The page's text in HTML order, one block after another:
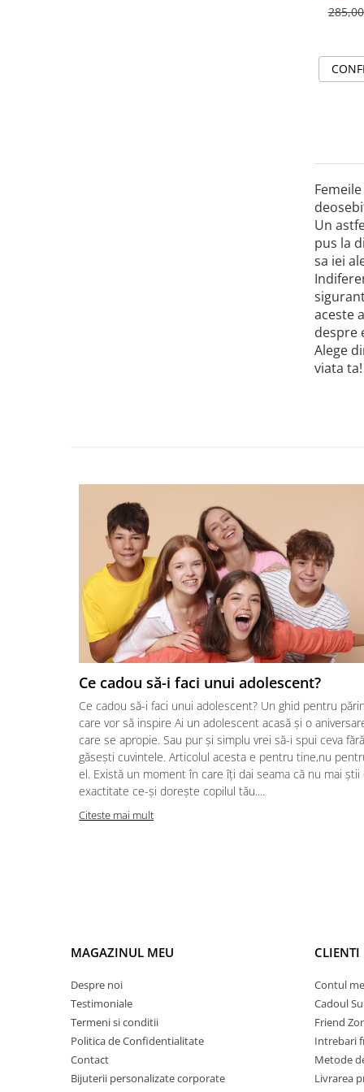
Un
pus la
sa iei
aceste
despre
Alege
viata ta!
Ce cadou să-i faci unui adolescent?
Ce cadou să-i faci unui adolescent? Un ghid pentru
care vor să inspire Ai un adolescent acasă și o
care se apropie. Sau pur și simplu vrei să-i spui ceva
găsești cuvintele. Articolul acesta e pentru tine,nu
el. Există un moment în care îți dai seama că nu mai știi
exactitate ce-și dorește copilul tău....
Citeste mai mult
MAGAZINUL MEU
Despre noi
Testimoniale
Termeni si conditii
Politica de Confidentialitate
Contact
Bijuterii personalizate corporate
CLIENTI
Contul
Cadoul
Friend
Intrebari
Metode
Livrarea